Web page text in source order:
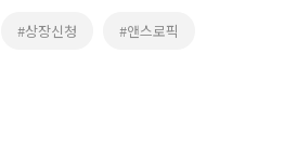
#상장신청 #앤스로픽